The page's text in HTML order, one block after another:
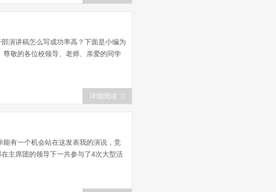
演讲稿怎么写成功率高？下面是小编为
敬的各位校领导、老师、亲爱的同学
详细阅读
一个机会站在这发表我的演说，竞
主席团的领导下一共参与了4次大型活